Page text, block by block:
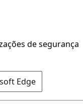
de segurança
Edge